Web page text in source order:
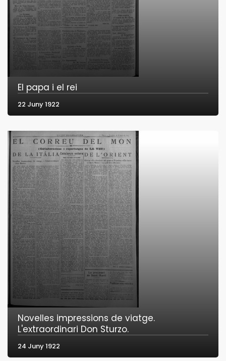
El papa i el rei
22 Juny 1922
Novelles impressions de viatge.
L'extraordinari Don Sturzo.
24 Juny 1922